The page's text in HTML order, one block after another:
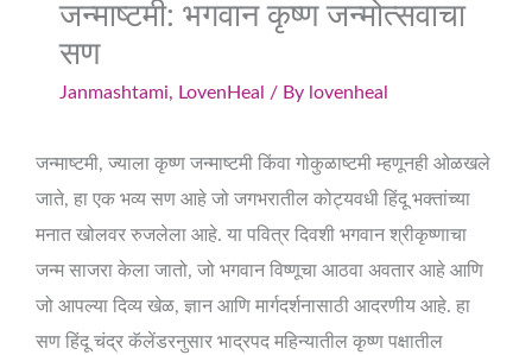
जन्माष्टमी: भगवान कृष्ण जन्मोत्सवाचा
सण
Janmashtami, LovenHeal / By lovenheal
जन्माष्टमी, ज्याला कृष्ण जन्माष्टमी किंवा गोकुळाष्टमी म्हणूनही ओळखले
जाते, हा एक भव्य सण आहे जो जगभरातील कोट्यवधी हिंदू भक्तांच्या
मनात खोलवर रुजलेला आहे. या पवित्र दिवशी भगवान श्रीकृष्णाचा
जन्म साजरा केला जातो, जो भगवान विष्णूचा आठवा अवतार आहे आणि
जो आपल्या दिव्य खेळ, ज्ञान आणि मार्गदर्शनासाठी आदरणीय आहे. हा
सण हिंदू चंद्र कॅलेंडरनुसार भाद्रपद महिन्यातील कृष्ण पक्षातील